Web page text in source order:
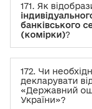
171. Як
банківського
(комірки)?
172. Чи
декларувати
«Державний
України»?